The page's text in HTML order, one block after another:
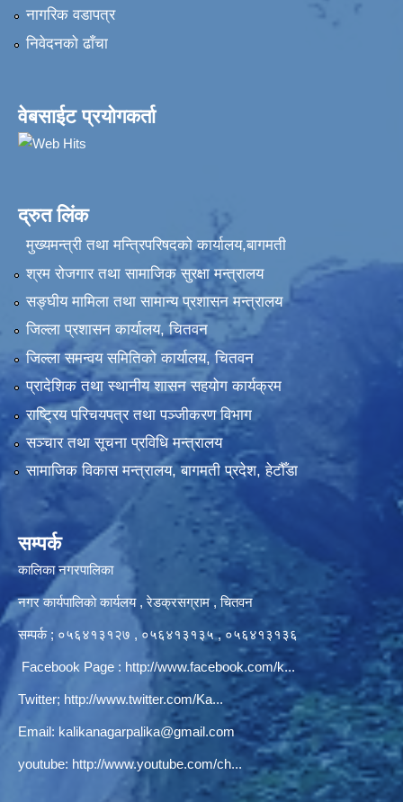
नागरिक वडापत्र
निवेदनकाे ढाँचा
वेबसाईट प्रयोगकर्ता
द्रुत लिंक
मुख्यमन्त्री तथा मन्त्रिपरिषदको कार्यालय,बागमती
श्रम रोजगार तथा सामाजिक सुरक्षा मन्त्रालय
सङ्‍घीय मामिला तथा सामान्य प्रशासन मन्त्रालय
जिल्ला प्रशासन कार्यालय, चितवन
जिल्ला समन्वय समितिको कार्यालय, चितवन
प्रादेशिक तथा स्थानीय शासन सहयोग कार्यक्रम
राष्ट्रिय परिचयपत्र तथा पञ्‍जीकरण विभाग
सञ्‍चार तथा सूचना प्रविधि मन्त्रालय
सामाजिक विकास मन्त्रालय, बागमती प्रदेश, हेटौँडा
सम्पर्क
कालिका नगरपालिका
नगर कार्यपालिकाे कार्यलय‍ , रेडक्रसग्राम , चितवन
सम्पर्क ; ०५६४१३१२७ , ०५६४१३१३५ , ०५६४१३१३६
Facebook Page : http://www.facebook.com/k...
Twitter; http://www.twitter.com/Ka...
Email: kalikanagarpalika@gmail.com
youtube: http://www.youtube.com/ch...